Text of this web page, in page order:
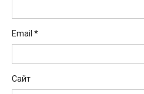
Email *
Сайт